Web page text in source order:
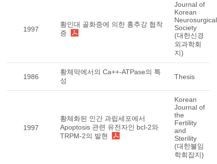
1997
황인대 골화증에 의한 흉추강 협착
증
Journal of
Korean
Neurosurgical
Society
(대한신경
외과학회
지)
1986
황체막에서의 Ca++-ATPase의 특
성
Thesis
1997
황체화된 인간 과립세포에서
Apoptosis 관련 유전자인 bcl-2와
TRPM-2의 발현
Korean
Journal of
the
Fertility
and
Sterility
(대한불임
학회잡지)